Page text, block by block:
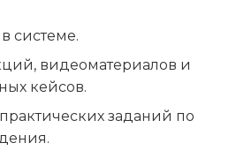
системе.
видеоматериалов и
кейсов.
заданий по